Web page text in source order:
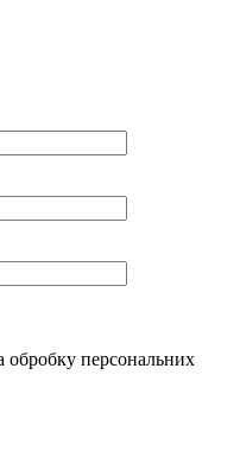
персональних